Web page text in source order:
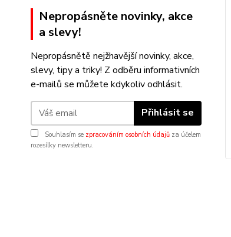
Nepropásněte novinky, akce
a slevy!
Nepropásnětě nejžhavější novinky, akce,
slevy, tipy a triky! Z odběru informativních
e-mailů se můžete kdykoliv odhlásit.
Přihlásit se
Souhlasím se zpracováním osobních údajů za účelem
rozesílky newsletteru.